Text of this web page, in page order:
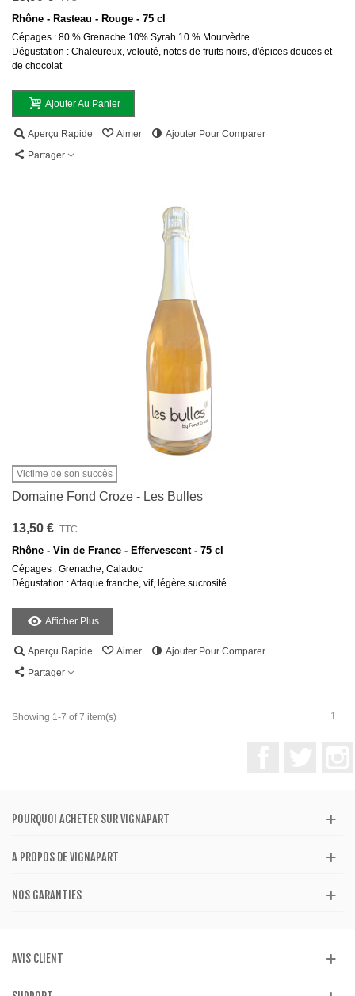
Rhône - Rasteau - Rouge - 75 cl
Cépages : 80 % Grenache 10% Syrah 10 % Mourvèdre
Dégustation : Chaleureux, velouté, notes de fruits noirs, d'épices douces et
de chocolat
Ajouter Au Panier
Aperçu Rapide Aimer
Ajouter Pour Comparer
Partager
Victime de son succès
Domaine Fond Croze - Les Bulles
13,50 € TTC
Rhône - Vin de France - Effervescent - 75 cl
Cépages : Grenache, Caladoc
Dégustation : Attaque franche, vif, légère sucrosité
Afficher Plus
Aperçu Rapide Aimer
Ajouter Pour Comparer
Partager
Showing 1-7 of 7 item(s) 1
POURQUOI ACHETER SUR VIGNAPART
A PROPOS DE VIGNAPART
NOS GARANTIES
AVIS CLIENT